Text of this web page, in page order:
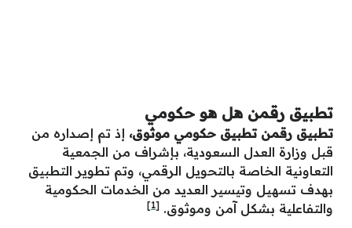
تطبيق رقمن هل هو حكومي
تطبيق رقمن تطبيق حكومي موثوق، إذ تم إصداره من
قبل وزارة العدل السعودية، بإشراف من الجمعية
التعاونية الخاصة بالتحويل الرقمي، وتم تطوير التطبيق
بهدف تسهيل وتيسير العديد من الخدمات الحكومية
والتفاعلية بشكل آمن وموثوق. [1]